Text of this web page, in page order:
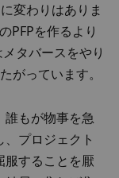
変わりはありま
PFPを作るより
タバースをやり
がっています。
誰もが物事を急
プロジェクト
服することを厭